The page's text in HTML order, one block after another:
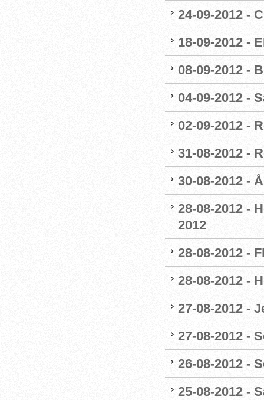
24-09-2012 -
18-09-2012 -
08-09-2012 -
04-09-2012 -
02-09-2012 -
31-08-2012 -
30-08-2012 -
28-08-2012 -
2012
28-08-2012 -
28-08-2012 -
27-08-2012 -
27-08-2012 -
26-08-2012 -
25-08-2012 -